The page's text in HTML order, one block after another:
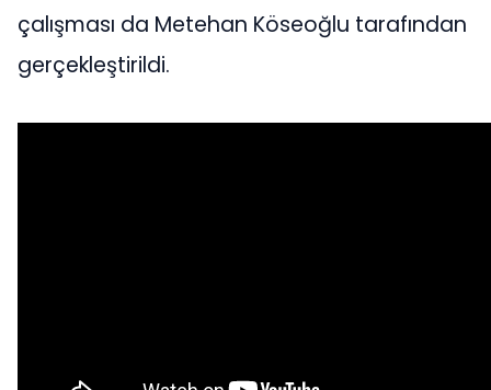
çalışması da Metehan Köseoğlu tarafından
gerçekleştirildi.